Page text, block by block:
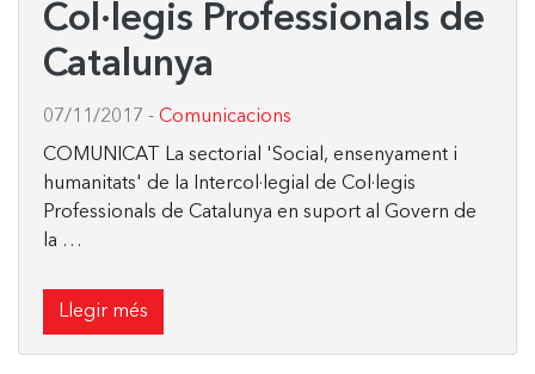
Col·legis Professionals de
Catalunya
07/11/2017 - Comunicacions
COMUNICAT La sectorial 'Social, ensenyament i
humanitats' de la Intercol·legial de Col·legis
Professionals de Catalunya en suport al Govern de
la …
Llegir més